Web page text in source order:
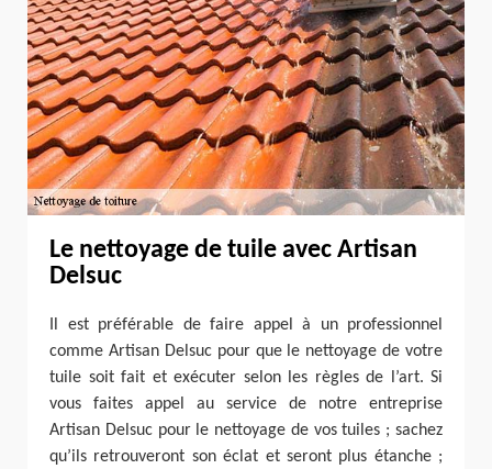
Le nettoyage de tuile avec Artisan
Delsuc
Il est préférable de faire appel à un professionnel
comme Artisan Delsuc pour que le nettoyage de votre
tuile soit fait et exécuter selon les règles de l’art. Si
vous faites appel au service de notre entreprise
Artisan Delsuc pour le nettoyage de vos tuiles ; sachez
qu’ils retrouveront son éclat et seront plus étanche ;